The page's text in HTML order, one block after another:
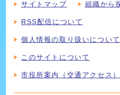
サイトマップ 組織から
RSS配信について
個人情報の取り扱いについて
このサイトについて
市役所案内（交通アクセス）